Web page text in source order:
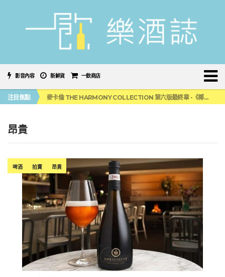
影音內容 新鮮貨 一飲商店
注目焦點
美國正式恢復蘇格蘭威士忌零關稅！烈酒產業再次迎來重磅利多
麥卡倫 THE HARMONY COLLECTION 第六版最終章 -《椰風煖韻》
角嗨尬炸物X爽快這一步，角瓶攜手頂呱呱 全新套餐限時登場
昂貴
啤酒 拍賣 昂貴